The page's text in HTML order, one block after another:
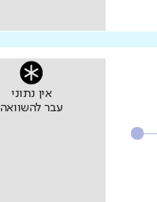
אין נתוני
עבר להשוואה